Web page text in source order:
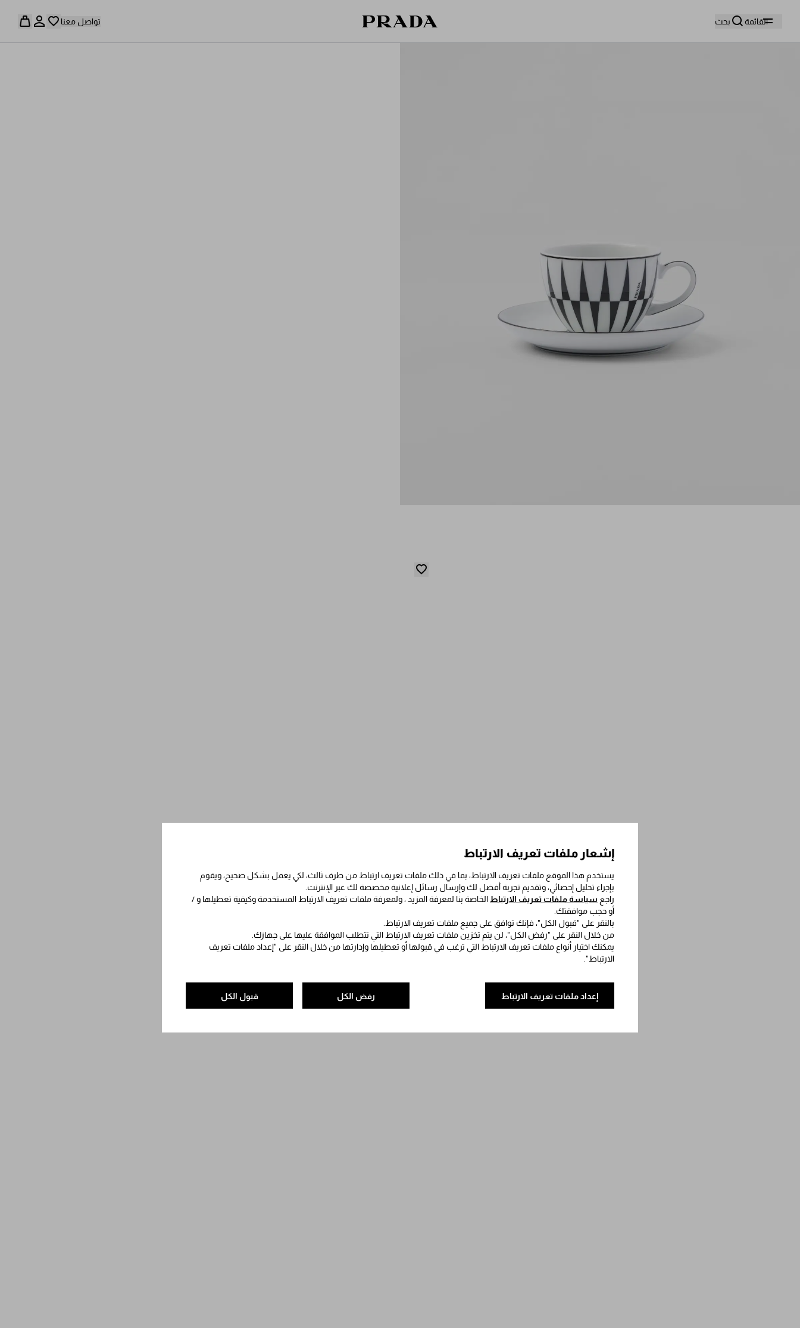
إشعار ملفات تعريف الارتباط
يستخدم هذا الموقع ملفات تعريف الارتباط، بما في ذلك ملفات تعريف ارتباط من طرف ثالث، لكي يعمل بشكل صحيح، ويقوم
بإجراء تحليل إحصائي، وتقديم تجربة أفضل لك وإرسال رسائل إعلانية مخصصة لك عبر الإنترنت.
راجع سياسة ملفات تعريف الارتباط الخاصة بنا لمعرفة المزيد ، ولمعرفة ملفات تعريف الارتباط المستخدمة وكيفية تعطيلها و /
أو حجب موافقتك.
بالنقر على "قبول الكل"، فإنك توافق على جميع ملفات تعريف الارتباط.
من خلال النقر على "رفض الكل"، لن يتم تخزين ملفات تعريف الارتباط التي تتطلب الموافقة عليها على جهازك.
يمكنك اختيار أنواع ملفات تعريف الارتباط التي ترغب في قبولها أو تعطيلها وإدارتها من خلال النقر على "إعداد ملفات تعريف
الارتباط".
قبول الكل رفض الكل إعداد ملفات تعريف الارتباط
القائمة بحث تواصل معنا سجِّل الدخول أو أنشئ حسابك الشخصي
واحفظوا قطعكم المفضّلة، واستلموها من هنا.
سجِّل الدخول أو أنشئ حسابك الشخصي